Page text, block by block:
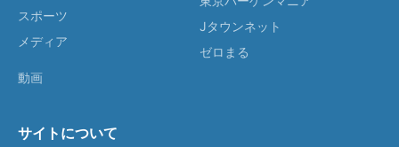
スポーツ
メディア
動画
Jタウンネット
ゼロまる
サイトについて